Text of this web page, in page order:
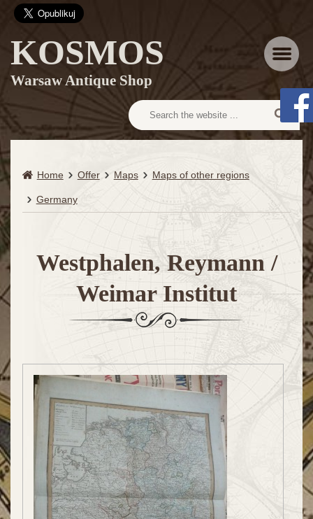
KOSMOS
Warsaw Antique Shop
Home Offer Maps Maps of other regions
Germany
Westphalen, Reymann /
Weimar Institut